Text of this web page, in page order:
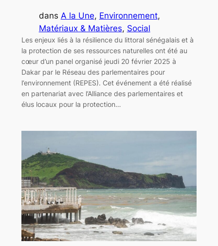
dans A la Une, Environnement
Matériaux & Matières, Social
Les enjeux liés à la résilience du littoral sénégalais et à
la protection de ses ressources naturelles ont été au
cœur d’un panel organisé jeudi 20 février 2025 à
Dakar par le Réseau des parlementaires pour
l’environnement (REPES). Cet événement a été réalisé
en partenariat avec l’Alliance des parlementaires et
élus locaux pour la protection…